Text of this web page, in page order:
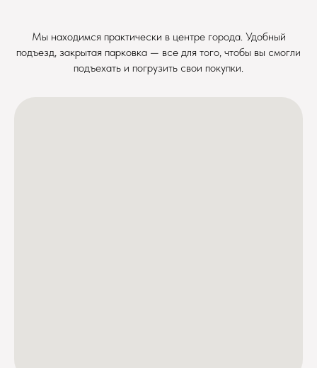
Мы находимся практически в центре города. Удобный
подъезд, закрытая парковка — все для того, чтобы вы смогли
подъехать и погрузить свои покупки.